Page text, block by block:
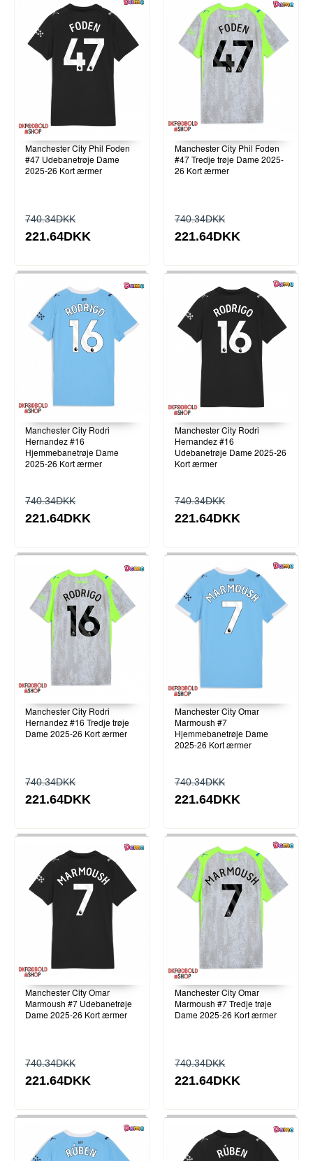
Manchester City Phil Foden
#47 Udebanetrøje Dame
2025-26 Kort ærmer
740.34DKK
221.64DKK
Manchester City Phil Foden
#47 Tredje trøje Dame 2025-
26 Kort ærmer
740.34DKK
221.64DKK
Manchester City Rodri
Hernandez #16
Hjemmebanetrøje Dame
2025-26 Kort ærmer
740.34DKK
221.64DKK
Manchester City Rodri
Hernandez #16
Udebanetrøje Dame 2025-26
Kort ærmer
740.34DKK
221.64DKK
Manchester City Rodri
Hernandez #16 Tredje trøje
Dame 2025-26 Kort ærmer
740.34DKK
221.64DKK
Manchester City Omar
Marmoush #7
Hjemmebanetrøje Dame
2025-26 Kort ærmer
740.34DKK
221.64DKK
Manchester City Omar
Marmoush #7 Udebanetrøje
Dame 2025-26 Kort ærmer
740.34DKK
221.64DKK
Manchester City Omar
Marmoush #7 Tredje trøje
Dame 2025-26 Kort ærmer
740.34DKK
221.64DKK